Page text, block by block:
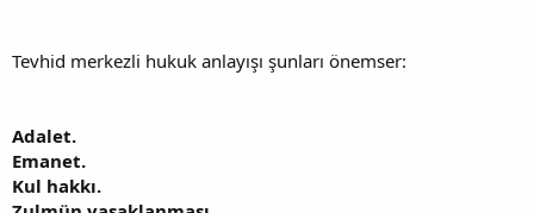
Tevhid merkezli hukuk anlayışı şunları önemser:
Adalet.
Emanet.
Kul hakkı.